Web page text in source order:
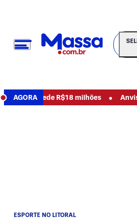
AGORA
e pede R$18 milhões • Anvisa
ESPORTE NO LITORAL